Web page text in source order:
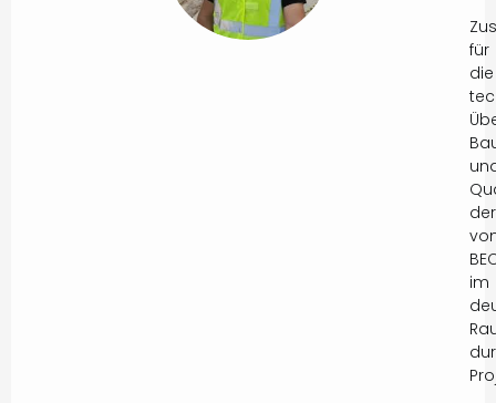
für
die
der
im